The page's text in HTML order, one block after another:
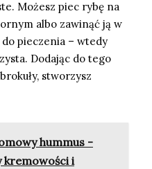
Możesz piec rybę na
albo zawinąć ją w
pieczenia – wtedy
Dodając do tego
stworzysz
hummus -
kremowości i